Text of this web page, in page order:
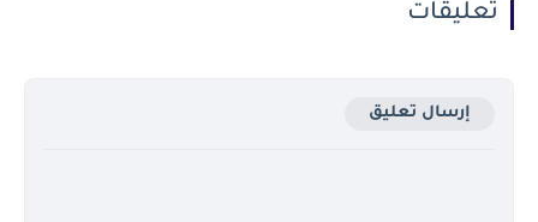
تعليقات
إرسال تعليق